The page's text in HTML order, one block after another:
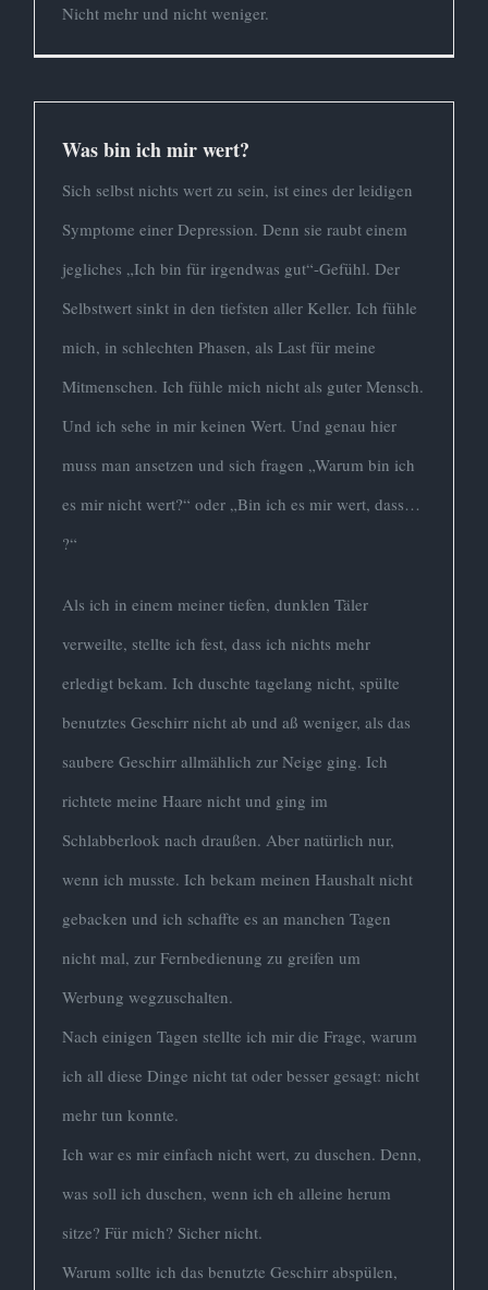
Nicht mehr und nicht weniger.
Was bin ich mir wert?
Sich selbst nichts wert zu sein, ist eines der leidigen
Symptome einer Depression. Denn sie raubt einem
jegliches „Ich bin für irgendwas gut“-Gefühl. Der
Selbstwert sinkt in den tiefsten aller Keller. Ich fühle
mich, in schlechten Phasen, als Last für meine
Mitmenschen. Ich fühle mich nicht als guter Mensch.
Und ich sehe in mir keinen Wert. Und genau hier
muss man ansetzen und sich fragen „Warum bin ich
es mir nicht wert?“ oder „Bin ich es mir wert, dass…
?“
Als ich in einem meiner tiefen, dunklen Täler
verweilte, stellte ich fest, dass ich nichts mehr
erledigt bekam. Ich duschte tagelang nicht, spülte
benutztes Geschirr nicht ab und aß weniger, als das
saubere Geschirr allmählich zur Neige ging. Ich
richtete meine Haare nicht und ging im
Schlabberlook nach draußen. Aber natürlich nur,
wenn ich musste. Ich bekam meinen Haushalt nicht
gebacken und ich schaffte es an manchen Tagen
nicht mal, zur Fernbedienung zu greifen um
Werbung wegzuschalten.
Nach einigen Tagen stellte ich mir die Frage, warum
ich all diese Dinge nicht tat oder besser gesagt: nicht
mehr tun konnte.
Ich war es mir einfach nicht wert, zu duschen. Denn,
was soll ich duschen, wenn ich eh alleine herum
sitze? Für mich? Sicher nicht.
Warum sollte ich das benutzte Geschirr abspülen,